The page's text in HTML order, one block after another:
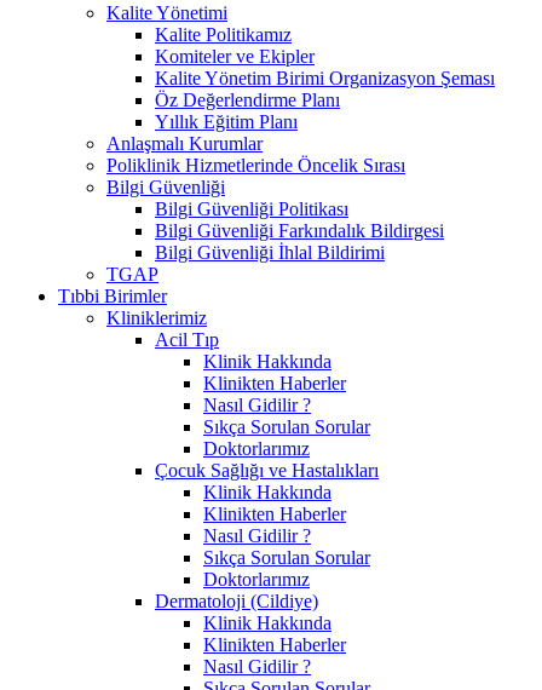
Kalite Yönetimi
Kalite Politikamız
Komiteler ve Ekipler
Kalite Yönetim Birimi Organizasyon Şeması
Öz Değerlendirme Planı
Yıllık Eğitim Planı
Anlaşmalı Kurumlar
Poliklinik Hizmetlerinde Öncelik Sırası
Bilgi Güvenliği
Bilgi Güvenliği Politikası
Bilgi Güvenliği Farkındalık Bildirgesi
Bilgi Güvenliği İhlal Bildirimi
TGAP
Tıbbi Birimler
Kliniklerimiz
Acil Tıp
Klinik Hakkında
Klinikten Haberler
Nasıl Gidilir ?
Sıkça Sorulan Sorular
Doktorlarımız
Çocuk Sağlığı ve Hastalıkları
Klinik Hakkında
Klinikten Haberler
Nasıl Gidilir ?
Sıkça Sorulan Sorular
Doktorlarımız
Dermatoloji (Cildiye)
Klinik Hakkında
Klinikten Haberler
Nasıl Gidilir ?